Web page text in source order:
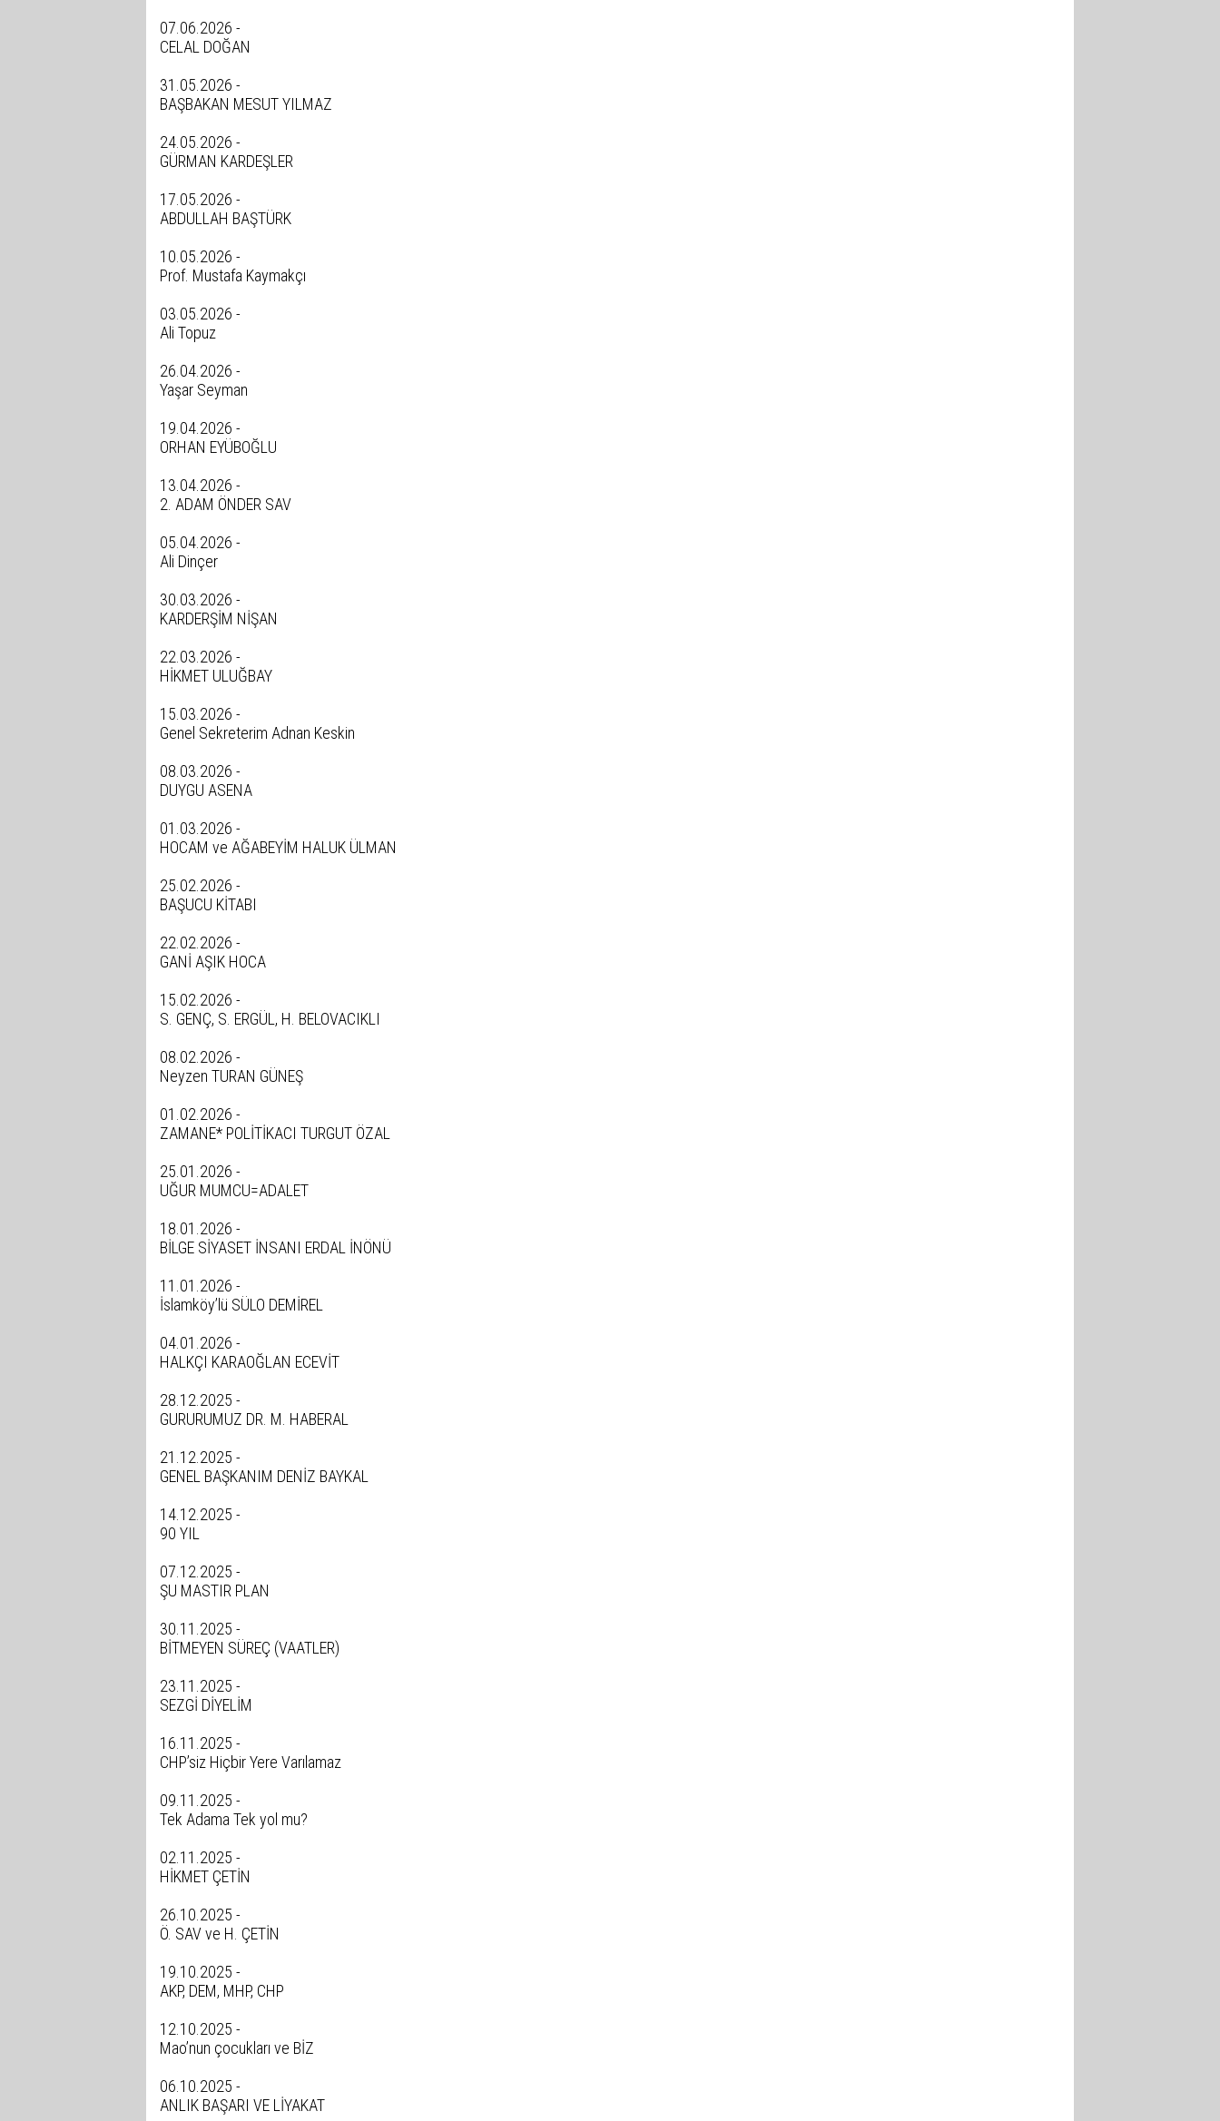
07.06.2026 -
CELAL DOĞAN
31.05.2026 -
BAŞBAKAN MESUT YILMAZ
24.05.2026 -
GÜRMAN KARDEŞLER
17.05.2026 -
ABDULLAH BAŞTÜRK
10.05.2026 -
Prof. Mustafa Kaymakçı
03.05.2026 -
Ali Topuz
26.04.2026 -
Yaşar Seyman
19.04.2026 -
ORHAN EYÜBOĞLU
13.04.2026 -
2. ADAM ÖNDER SAV
05.04.2026 -
Ali Dinçer
30.03.2026 -
KARDERŞİM NİŞAN
22.03.2026 -
HİKMET ULUĞBAY
15.03.2026 -
Genel Sekreterim Adnan Keskin
08.03.2026 -
DUYGU ASENA
01.03.2026 -
HOCAM ve AĞABEYİM HALUK ÜLMAN
25.02.2026 -
BAŞUCU KİTABI
22.02.2026 -
GANİ AŞIK HOCA
15.02.2026 -
S. GENÇ, S. ERGÜL, H. BELOVACIKLI
08.02.2026 -
Neyzen TURAN GÜNEŞ
01.02.2026 -
ZAMANE* POLİTİKACI TURGUT ÖZAL
25.01.2026 -
UĞUR MUMCU=ADALET
18.01.2026 -
BİLGE SİYASET İNSANI ERDAL İNÖNÜ
11.01.2026 -
İslamköy’lü SÜLO DEMİREL
04.01.2026 -
HALKÇI KARAOĞLAN ECEVİT
28.12.2025 -
GURURUMUZ DR. M. HABERAL
21.12.2025 -
GENEL BAŞKANIM DENİZ BAYKAL
14.12.2025 -
90 YIL
07.12.2025 -
ŞU MASTIR PLAN
30.11.2025 -
BİTMEYEN SÜREÇ (VAATLER)
23.11.2025 -
SEZGİ DİYELİM
16.11.2025 -
CHP’siz Hiçbir Yere Varılamaz
09.11.2025 -
Tek Adama Tek yol mu?
02.11.2025 -
HİKMET ÇETİN
26.10.2025 -
Ö. SAV ve H. ÇETİN
19.10.2025 -
AKP, DEM, MHP, CHP
12.10.2025 -
Mao’nun çocukları ve BİZ
06.10.2025 -
ANLIK BAŞARI VE LİYAKAT